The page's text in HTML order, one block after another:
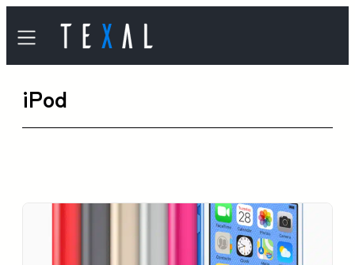
容
を
iPod